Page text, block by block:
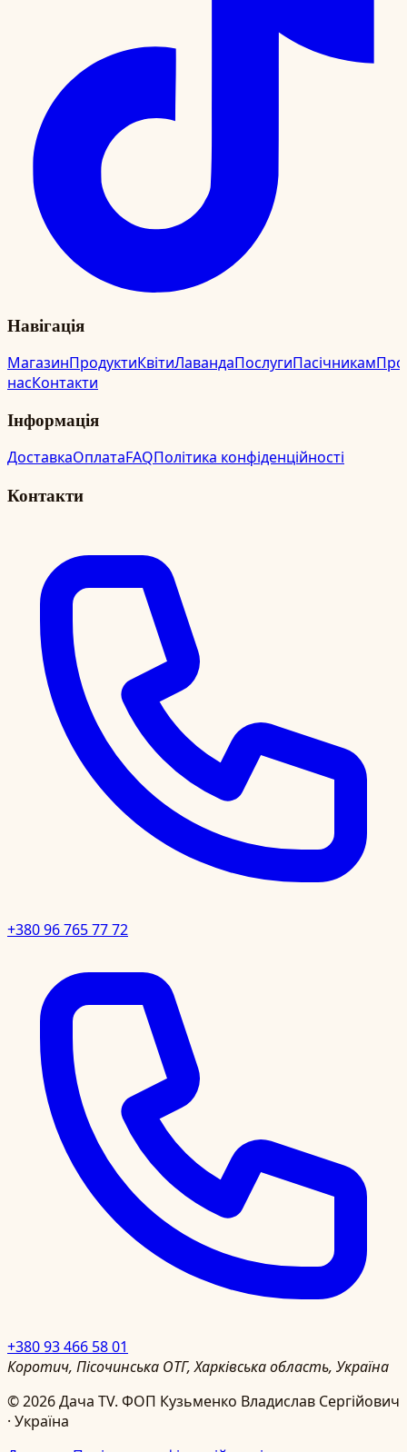
Навігація
МагазинПродуктиКвітиЛавандаПослугиПасічникамПро
насКонтакти
Інформація
ДоставкаОплатаFAQПолітика конфіденційності
Контакти
+380 96 765 77 72
+380 93 466 58 01
Коротич, Пісочинська ОТГ, Харківська область, Україна
©2026Дача TV. ФОП Кузьменко Владислав Сергійович
· Україна